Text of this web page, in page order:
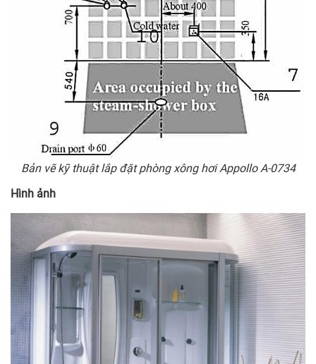
Bản vẽ kỹ thuật lắp đặt phòng xông hơi Appollo A-0734
Hình ảnh